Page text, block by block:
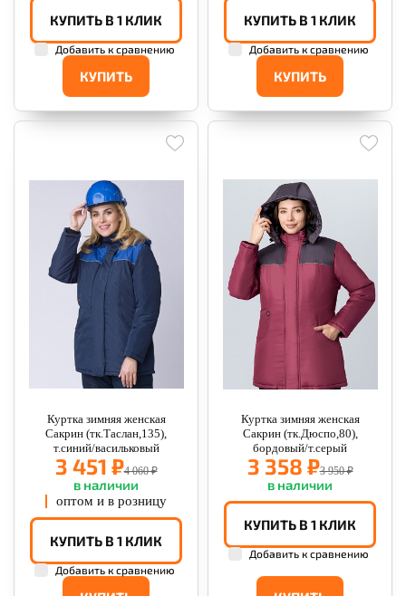
КУПИТЬ
КУПИТЬ В 1 КЛИК
Добавить к сравнению
КУПИТЬ
КУПИТЬ В 1 КЛИК
Добавить к сравнению
Куртка зимняя женская
Сакрин (тк.Таслан,135),
т.синий/васильковый
3 451 ₽4 060 ₽
в наличии
оптом и в розницу
КУПИТЬ В 1 КЛИК
Добавить к сравнению
Куртка зимняя женская
Сакрин (тк.Дюспо,80),
бордовый/т.серый
3 358 ₽3 950 ₽
в наличии
КУПИТЬ В 1 КЛИК
Добавить к сравнению